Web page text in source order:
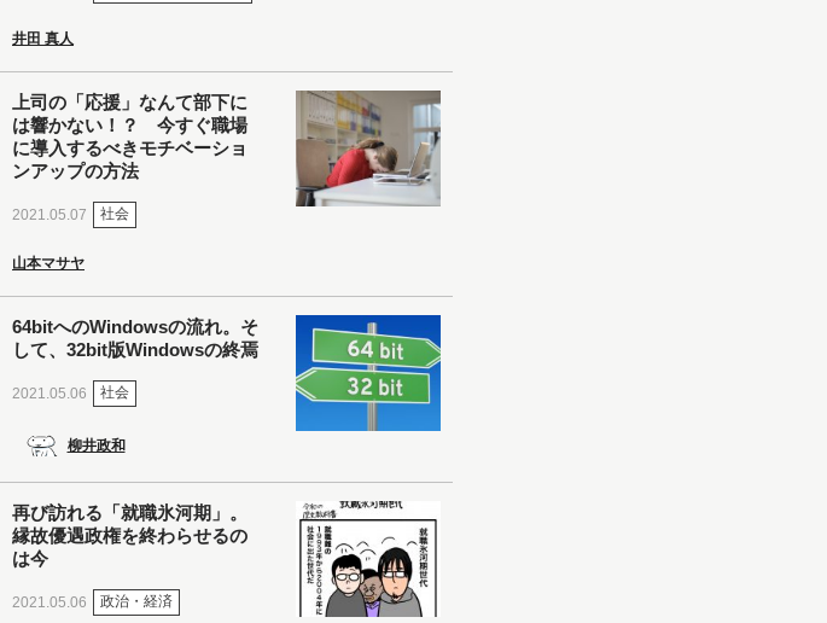
井田 真人
上司の「応援」なんて部下に
は響かない！？ 今すぐ職場
に導入するべきモチベーショ
ンアップの方法
2021.05.07 社会
山本マサヤ
64bitへのWindowsの流れ。そ
して、32bit版Windowsの終焉
2021.05.06 社会
柳井政和
再び訪れる「就職氷河期」。
縁故優遇政権を終わらせるの
は今
2021.05.06 政治・経済